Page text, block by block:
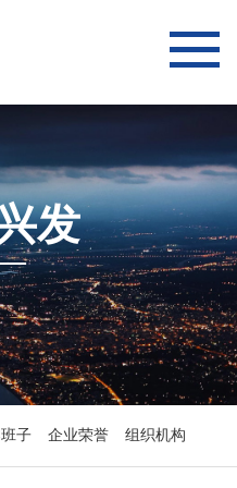
发
子 企业荣誉 组织机构